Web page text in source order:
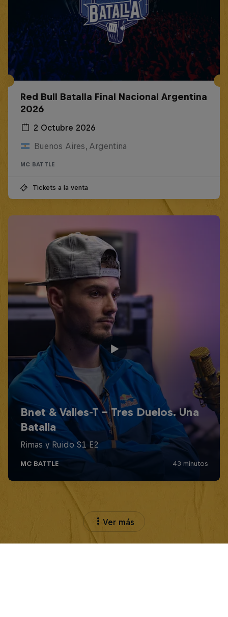
Red Bull Batalla Final Nacional Argentina
2026
2 Octubre 2026
Buenos Aires, Argentina
MC BATTLE
Tickets a la venta
Ver más